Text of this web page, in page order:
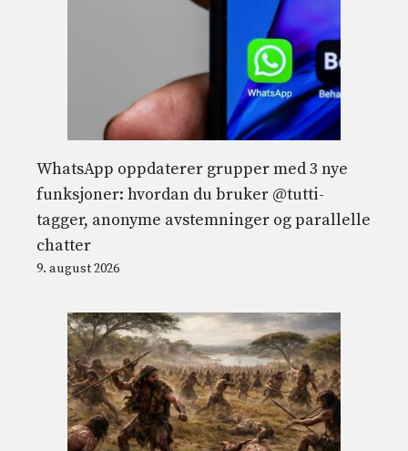
WhatsApp oppdaterer grupper med 3 nye
funksjoner: hvordan du bruker @tutti-
tagger, anonyme avstemninger og parallelle
chatter
9. august 2026